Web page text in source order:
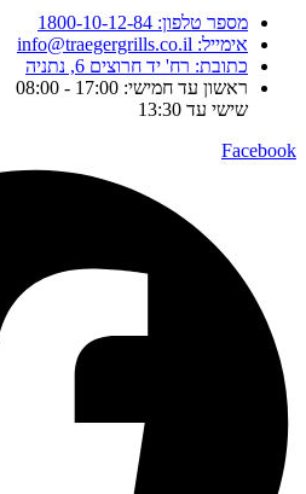
מספר טלפון: 1800-10-12-84
אימייל: info@traegergrills.co.il
כתובת: רח' יד חרוצים 6, נתניה
ראשון עד חמישי: 17:00 - 08:00
שישי עד 13:30
Facebook